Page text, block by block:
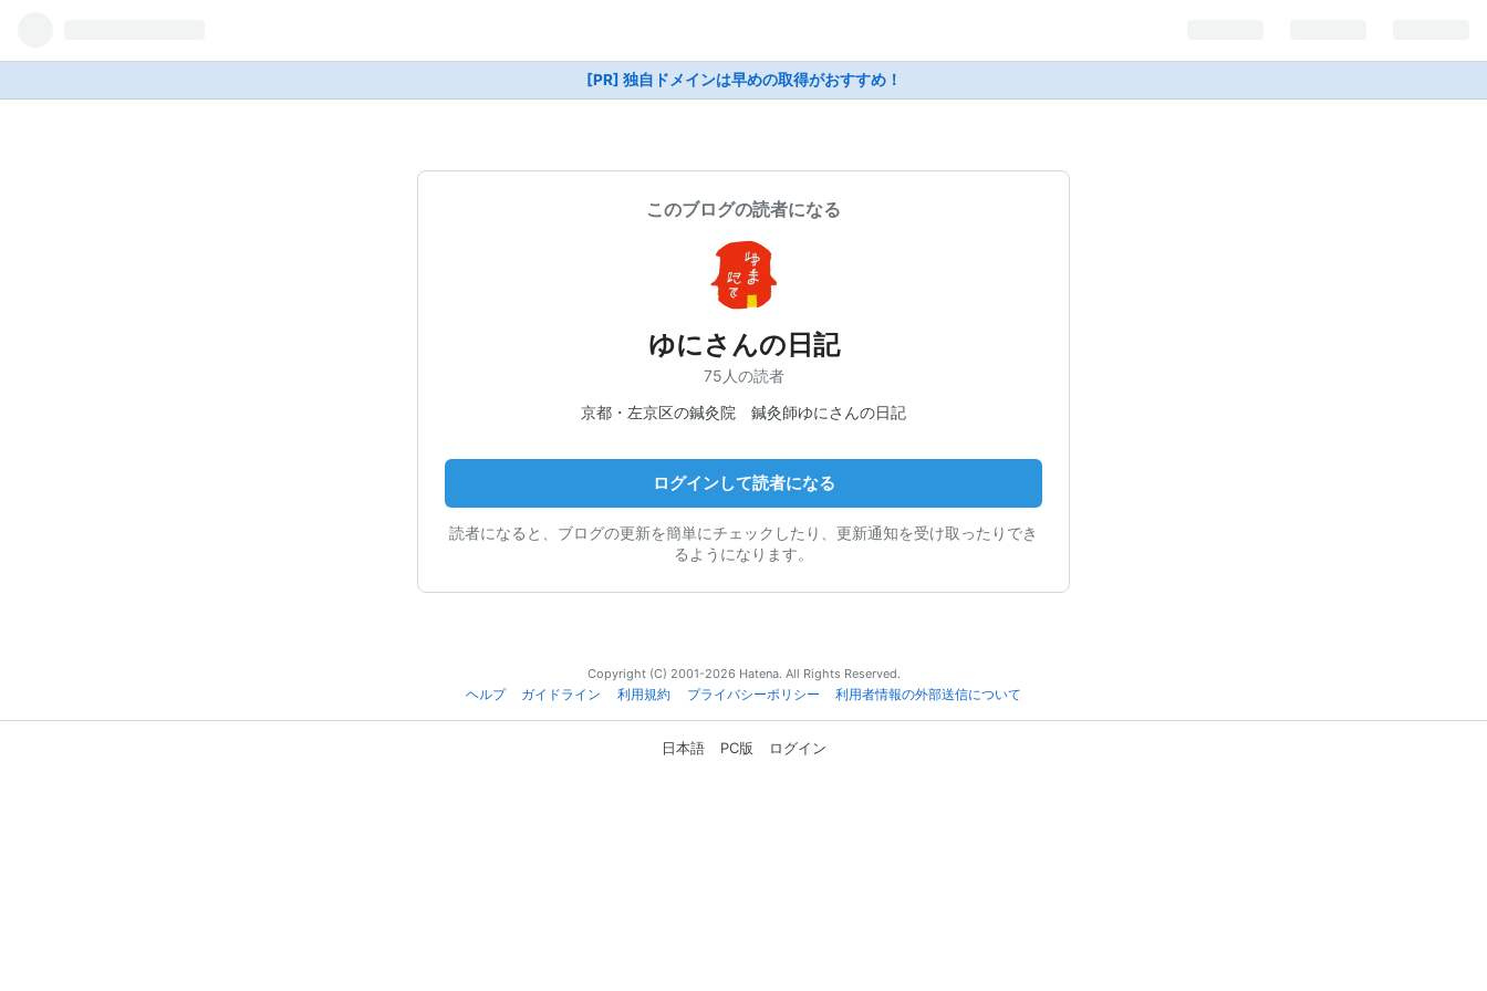
[PR] 独自ドメインは早めの取得がおすすめ！
このブログの読者になる
ゆにさんの日記
75人の読者
京都・左京区の鍼灸院 鍼灸師ゆにさんの日記
ログインして読者になる
読者になると、ブログの更新を簡単にチェックしたり、更新通知を受け取ったりでき
るようになります。
Copyright (C) 2001-2026 Hatena. All Rights Reserved.
ヘルプ
ガイドライン 利用規約 プライバシーポリシー 利用者情報の外部送信について
日本語 PC版 ログイン